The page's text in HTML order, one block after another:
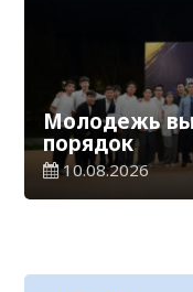
Молодежь
порядок
10.08.2026